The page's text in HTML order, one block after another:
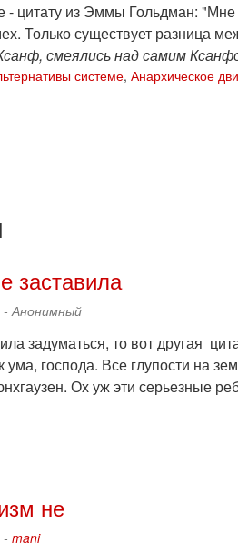
цитату из Эммы Гольдман:
Только существует разница
смеялись над самим
системе, Анархическое
заставила
-Анонимный
задуматься, то вот другая
ума, господа. Все глупости на
Ох уж эти серьезные
не
- mani